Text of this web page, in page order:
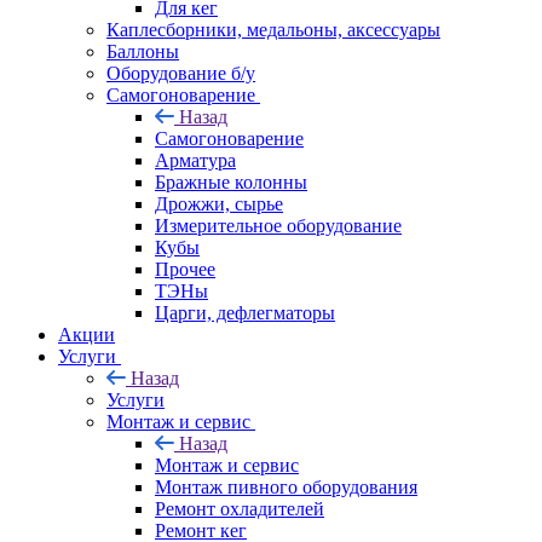
Для кег
Каплесборники, медальоны, аксессуары
Баллоны
Оборудование б/у
Самогоноварение
Назад
Самогоноварение
Арматура
Бражные колонны
Дрожжи, сырье
Измерительное оборудование
Кубы
Прочее
ТЭНы
Царги, дефлегматоры
Акции
Услуги
Назад
Услуги
Монтаж и сервис
Назад
Монтаж и сервис
Монтаж пивного оборудования
Ремонт охладителей
Ремонт кег